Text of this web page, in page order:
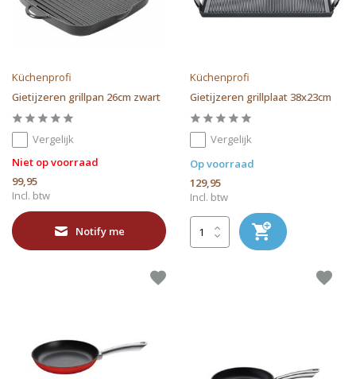
Küchenprofi
Gietijzeren grillpan 26cm zwart
Vergelijk
Niet op voorraad
99,95
Incl. btw
Notify me
Küchenprofi
Gietijzeren grillplaat 38x23cm
Vergelijk
Op voorraad
129,95
Incl. btw